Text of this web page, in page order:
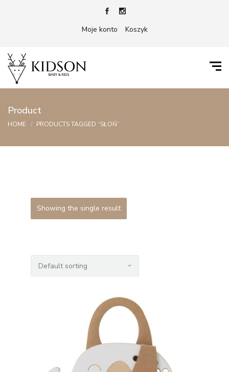
Moje konto Koszyk
Product
HOME PRODUCTS TAGGED “SŁOŃ”
Showing the single result